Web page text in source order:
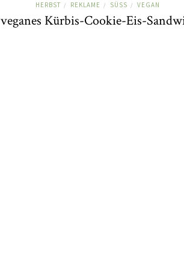
HERBST / REKLAME / SÜSS / VEGAN
veganes Kürbis-Cookie-Eis-